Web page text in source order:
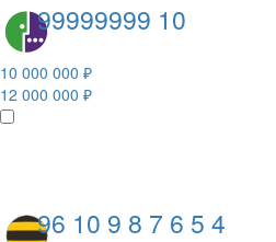
99999999 10
10 000 000 ₽
12 000 000 ₽
96 10 9 8 7 6 5 4